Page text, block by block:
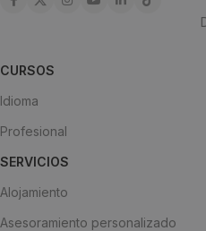
CURSOS
Idioma
Profesional
SERVICIOS
Alojamiento
Asesoramiento personalizado